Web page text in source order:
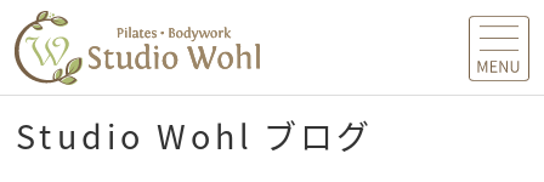
MENU
Studio Wohl ブログ